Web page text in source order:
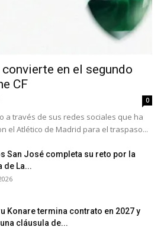
en el segundo
CF
0
a través de sus redes sociales que ha
el Atlético de Madrid para el traspaso...
San José completa su reto por la
de La...
Konare termina contrato en 2027 y
cláusula de...